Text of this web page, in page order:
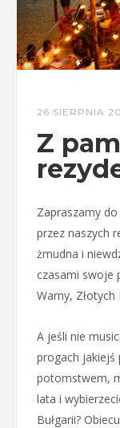
26 SIERPNIA
Z
Zapraszamy
przez naszych
żmudna i
czasami swoje
Warny, Złotych
A jeśli nie
progach jakiejś
potomstwem,
lata i
Bułgarii?